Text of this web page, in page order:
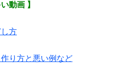
動画 】
方
り方と悪い例など